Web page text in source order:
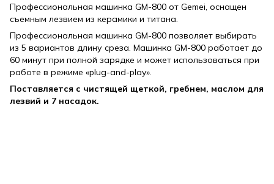
Профессиональная машинка GM-800 от Gemei, оснащен
съемным лезвием из керамики и титана.
Профессиональная машинка GM-800 позволяет выбирать
из 5 вариантов длину среза. Машинка GM-800 работает до
60 минут при полной зарядке и может использоваться при
работе в режиме «plug-and-play».
Поставляется с чистящей щеткой, гребнем, маслом для
лезвий и 7 насадок.